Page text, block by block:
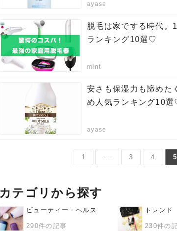
ayase
脱毛は家でする時代。
ランキング10選♡
mint
安さも保湿力も諦めた
め人気ランキング10
ayase
1 ... 3 4 5
カテゴリから探す
ビューティー・ヘルス
290件の記事
トレンド
230件の